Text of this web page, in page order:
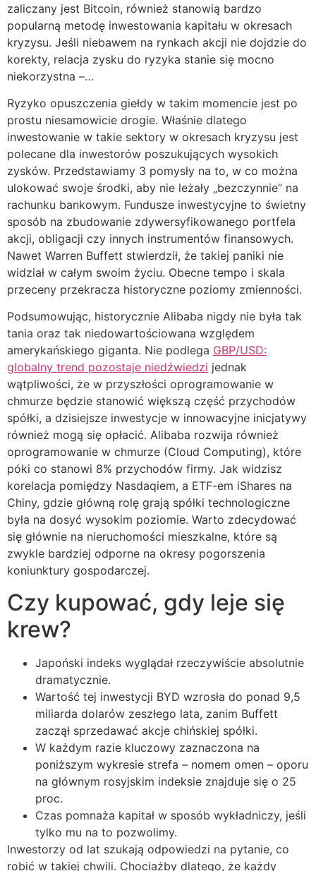
zaliczany jest Bitcoin, również stanowią bardzo
popularną metodę inwestowania kapitału w okresach
kryzysu. Jeśli niebawem na rynkach akcji nie dojdzie do
korekty, relacja zysku do ryzyka stanie się mocno
niekorzystna –…
Ryzyko opuszczenia giełdy w takim momencie jest po
prostu niesamowicie drogie. Właśnie dlatego
inwestowanie w takie sektory w okresach kryzysu jest
polecane dla inwestorów poszukujących wysokich
zysków. Przedstawiamy 3 pomysły na to, w co można
ulokować swoje środki, aby nie leżały „bezczynnie” na
rachunku bankowym. Fundusze inwestycyjne to świetny
sposób na zbudowanie zdywersyfikowanego portfela
akcji, obligacji czy innych instrumentów finansowych.
Nawet Warren Buffett stwierdził, że takiej paniki nie
widział w całym swoim życiu. Obecne tempo i skala
przeceny przekracza historyczne poziomy zmienności.
Podsumowując, historycznie Alibaba nigdy nie była tak
tania oraz tak niedowartościowana względem
amerykańskiego giganta. Nie podlega GBP/USD:
globalny trend pozostaje niedźwiedzi jednak
wątpliwości, że w przyszłości oprogramowanie w
chmurze będzie stanowić większą część przychodów
spółki, a dzisiejsze inwestycje w innowacyjne inicjatywy
również mogą się opłacić. Alibaba rozwija również
oprogramowanie w chmurze (Cloud Computing), które
póki co stanowi 8% przychodów firmy. Jak widzisz
korelacja pomiędzy Nasdaqiem, a ETF-em iShares na
Chiny, gdzie główną rolę grają spółki technologiczne
była na dosyć wysokim poziomie. Warto zdecydować
się głównie na nieruchomości mieszkalne, które są
zwykle bardziej odporne na okresy pogorszenia
koniunktury gospodarczej.
Czy kupować, gdy leje się
krew?
Japoński indeks wyglądał rzeczywiście absolutnie
dramatycznie.
Wartość tej inwestycji BYD wzrosła do ponad 9,5
miliarda dolarów zeszłego lata, zanim Buffett
zaczął sprzedawać akcje chińskiej spółki.
W każdym razie kluczowy zaznaczona na
poniższym wykresie strefa – nomem omen – oporu
na głównym rosyjskim indeksie znajduje się o 25
proc.
Czas pomnaża kapitał w sposób wykładniczy, jeśli
tylko mu na to pozwolimy.
Inwestorzy od lat szukają odpowiedzi na pytanie, co
robić w takiej chwili. Chociażby dlatego, że każdy